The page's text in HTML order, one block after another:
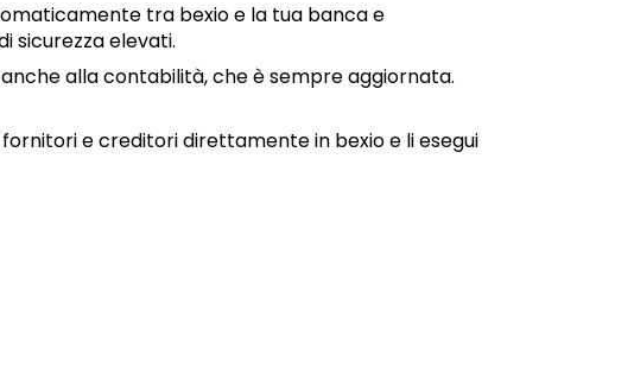
tra bexio e la tua banca e
sicurezza elevati.
alla contabilità, che è sempre aggiornata.
e creditori direttamente in bexio e li esegui